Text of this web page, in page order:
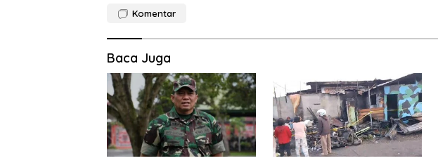
Komentar
Baca Juga